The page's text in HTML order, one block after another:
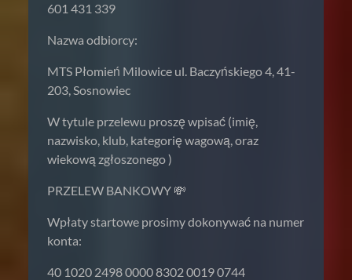
601 431 339
Nazwa odbiorcy:
MTS Płomień Milowice ul. Baczyńskiego 4, 41-
203, Sosnowiec
W tytule przelewu proszę wpisać (imię,
nazwisko, klub, kategorię wagową, oraz
wiekową zgłoszonego )
PRZELEW BANKOWY 💸
Wpłaty startowe prosimy dokonywać na numer
konta:
40 1020 2498 0000 8302 0019 0744